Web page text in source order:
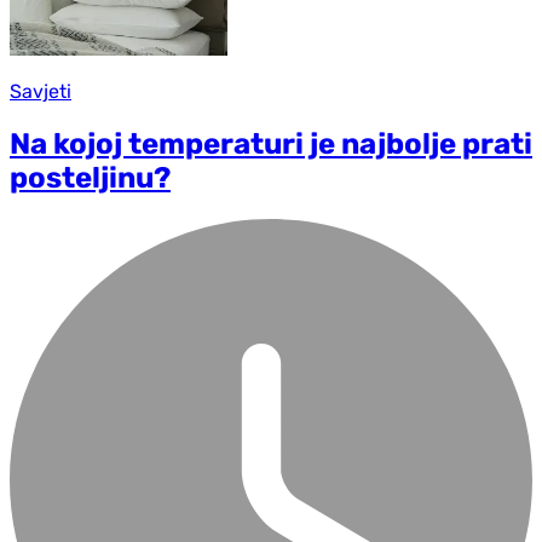
Savjeti
Na kojoj temperaturi je najbolje prati
posteljinu?